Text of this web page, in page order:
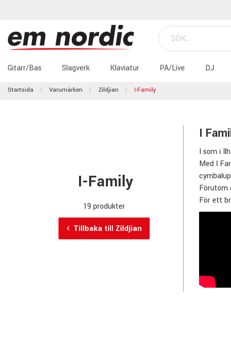
Gitarr/Bas Slagverk Klaviatur PA/Live DJ
Startsida Varumärken Zildjian I-Family
I-Family
19 produkter
Tillbaka till Zildjian
I
I som i
Med I
Förutom
För ett